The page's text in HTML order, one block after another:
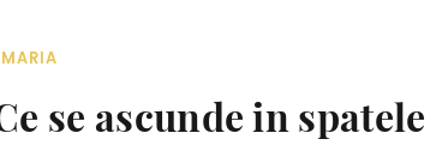
MARIA
se ascunde in spatele